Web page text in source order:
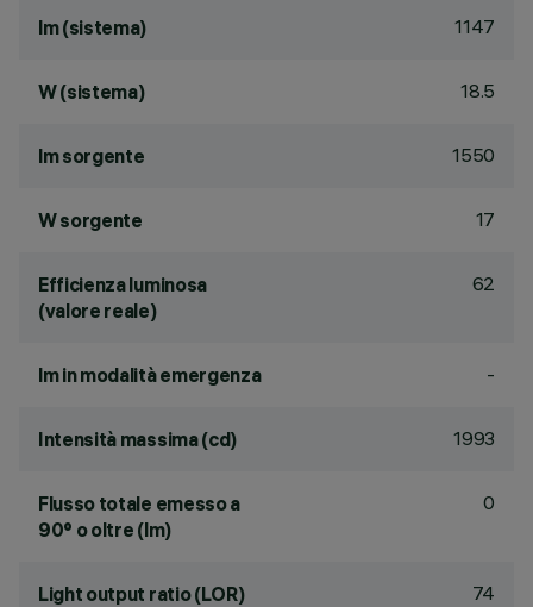
lm (sistema) 1147
W (sistema) 18.5
lm sorgente 1550
W sorgente 17
Efficienza luminosa
(valore reale)
62
lm in modalità emergenza -
Intensità massima (cd) 1993
Flusso totale emesso a
90° o oltre (lm)
0
Light output ratio (LOR) 74